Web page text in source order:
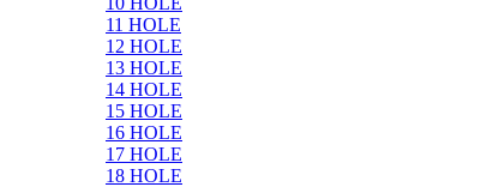
11 HOLE
12 HOLE
13 HOLE
14 HOLE
15 HOLE
16 HOLE
17 HOLE
18 HOLE